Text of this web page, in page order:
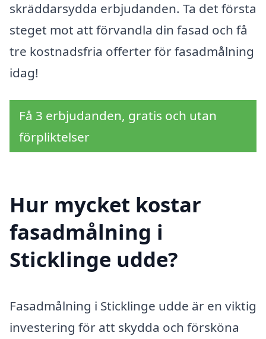
skräddarsydda erbjudanden. Ta det första
steget mot att förvandla din fasad och få
tre kostnadsfria offerter för fasadmålning
idag!
Få 3 erbjudanden, gratis och utan
förpliktelser
Hur mycket kostar
fasadmålning i
Sticklinge udde?
Fasadmålning i Sticklinge udde är en viktig
investering för att skydda och försköna